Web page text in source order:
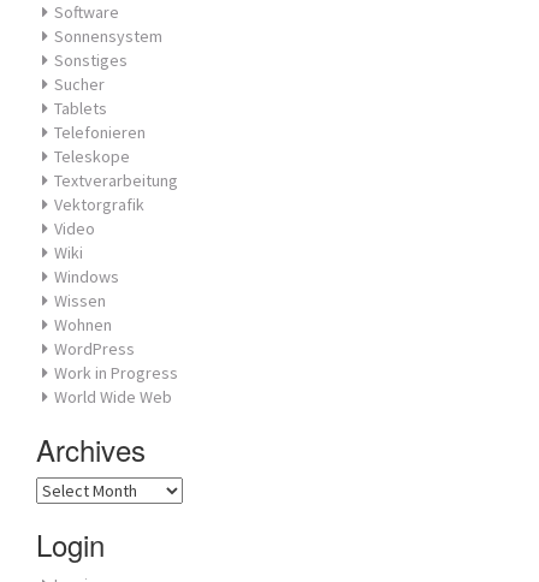
Software
Sonnensystem
Sonstiges
Sucher
Tablets
Telefonieren
Teleskope
Textverarbeitung
Vektorgrafik
Video
Wiki
Windows
Wissen
Wohnen
WordPress
Work in Progress
World Wide Web
Archives
Archives
Login